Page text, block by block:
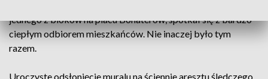
jednego z bloków na placu Bohaterów, spotkał się z bardzo
ciepłym odbiorem mieszkańców. Nie inaczej było tym
razem.
Uroczyste odsłonięcie muralu na ściennie aresztu śledczego